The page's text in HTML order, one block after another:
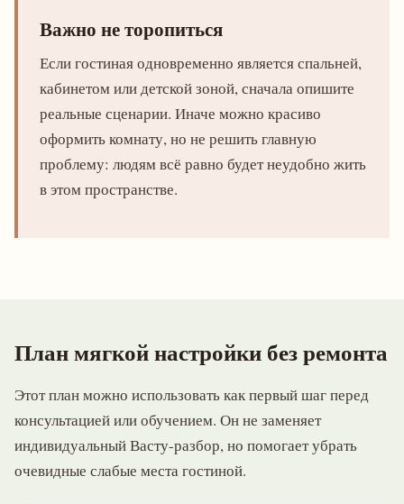
Важно не торопиться
Если гостиная одновременно является спальней,
кабинетом или детской зоной, сначала опишите
реальные сценарии. Иначе можно красиво
оформить комнату, но не решить главную
проблему: людям всё равно будет неудобно жить
в этом пространстве.
План мягкой настройки без ремонта
Этот план можно использовать как первый шаг перед
консультацией или обучением. Он не заменяет
индивидуальный Васту-разбор, но помогает убрать
очевидные слабые места гостиной.